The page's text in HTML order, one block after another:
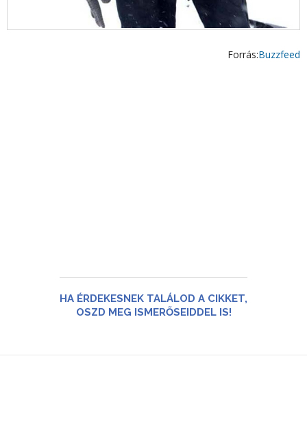
Forrás:Buzzfeed
HA ÉRDEKESNEK TALÁLOD A CIKKET,
OSZD MEG ISMERŐSEIDDEL IS!